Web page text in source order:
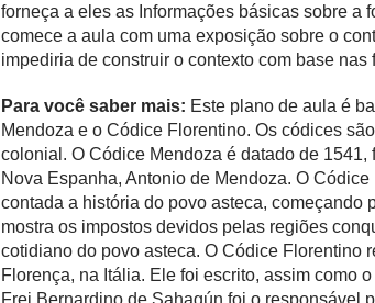
forneça a eles as Informações básicas sobre a
comece a aula com uma exposição sobre o
impediria de construir o contexto com base
Para você saber mais: Este plano de aula é
Mendoza e o Códice Florentino. Os códices
colonial. O Códice Mendoza é datado de
Nova Espanha, Antonio de Mendoza. O
contada a história do povo asteca, começando
mostra os impostos devidos pelas regiões
cotidiano do povo asteca. O Códice Florentino
Florença, na Itália. Ele foi escrito, assim como
Frei Bernardino de Sahagún foi o responsável